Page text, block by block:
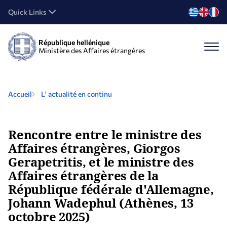
Quick Links
République hellénique
Ministère des Affaires étrangères
Accueil L' actualité en continu
Rencontre entre le ministre des
Affaires étrangères, Giorgos
Gerapetritis, et le ministre des
Affaires étrangères de la
République fédérale d'Allemagne,
Johann Wadephul (Athènes, 13
octobre 2025)